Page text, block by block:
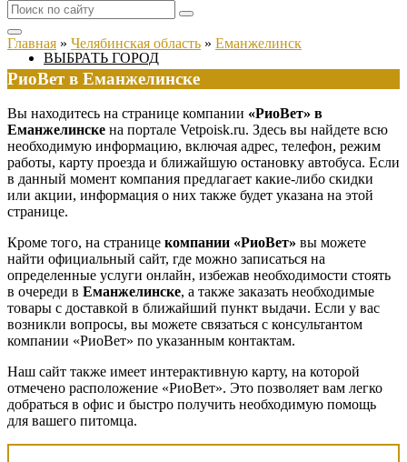
ВЫБРАТЬ ГОРОД
Главная » Челябинская область » Еманжелинск
РиоВет в Еманжелинске
Вы находитесь на странице компании «РиоВет» в
Еманжелинске на портале Vetpoisk.ru. Здесь вы найдете всю
необходимую информацию, включая адрес, телефон, режим
работы, карту проезда и ближайшую остановку автобуса. Если
в данный момент компания предлагает какие-либо скидки
или акции, информация о них также будет указана на этой
странице.
Кроме того, на странице компании «РиоВет» вы можете
найти официальный сайт, где можно записаться на
определенные услуги онлайн, избежав необходимости стоять
в очереди в Еманжелинске, а также заказать необходимые
товары с доставкой в ближайший пункт выдачи. Если у вас
возникли вопросы, вы можете связаться с консультантом
компании «РиоВет» по указанным контактам.
Наш сайт также имеет интерактивную карту, на которой
отмечено расположение «РиоВет». Это позволяет вам легко
добраться в офис и быстро получить необходимую помощь
для вашего питомца.